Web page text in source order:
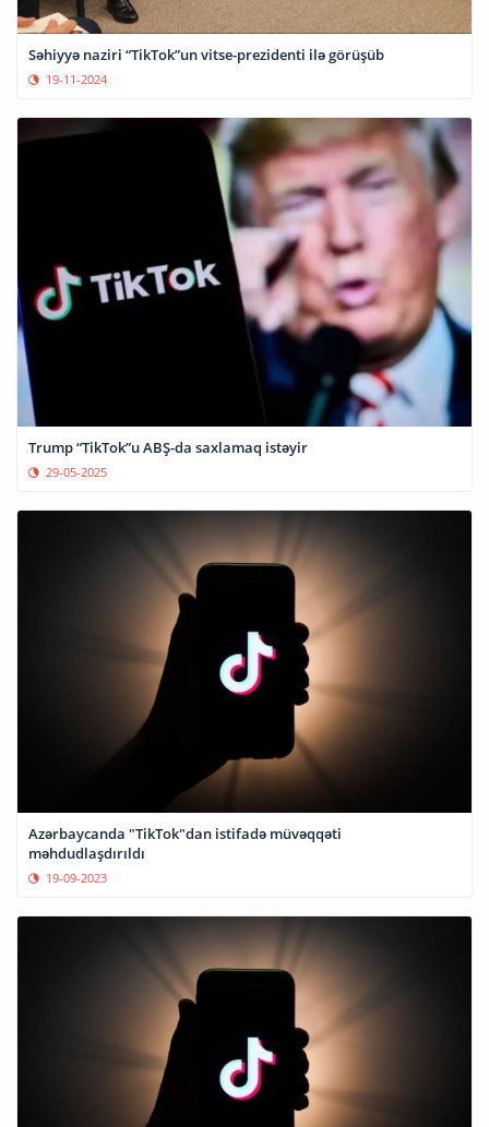
Səhiyyə naziri “TikTok”un vitse-prezidenti ilə görüşüb
19-11-2024
Trump “TikTok”u ABŞ-da saxlamaq istəyir
29-05-2025
Azərbaycanda "TikTok"dan istifadə müvəqqəti
məhdudlaşdırıldı
19-09-2023